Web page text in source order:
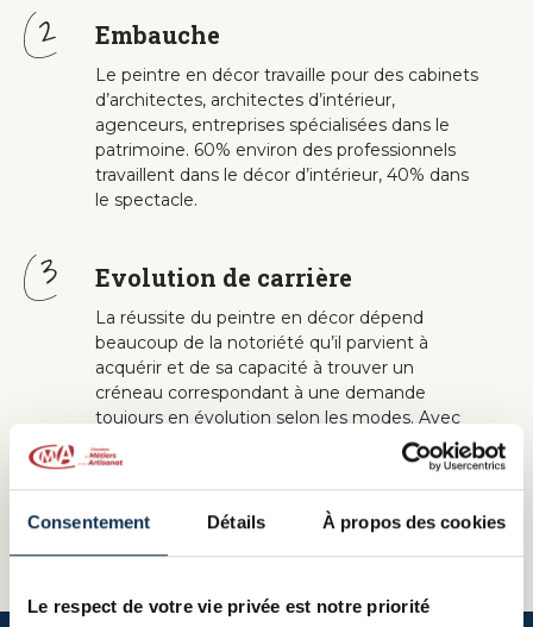
Consentement Détails À propos des cookies
Le respect de votre vie privée est notre priorité
Embauche
Le peintre en décor travaille pour des cabinets
d’architectes, architectes d’intérieur,
agenceurs, entreprises spécialisées dans le
patrimoine. 60% environ des professionnels
travaillent dans le décor d’intérieur, 40% dans
le spectacle.
Evolution de carrière
La réussite du peintre en décor dépend
beaucoup de la notoriété qu’il parvient à
acquérir et de sa capacité à trouver un
créneau correspondant à une demande
toujours en évolution selon les modes. Avec
quelques années d’expérience, il est possible
de reprendre ou de créer une entreprise.